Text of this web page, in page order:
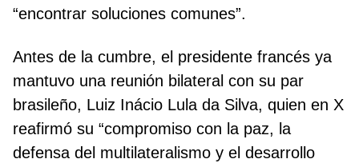
“encontrar soluciones comunes”.
Antes de la cumbre, el presidente francés ya
mantuvo una reunión bilateral con su par
brasileño, Luiz Inácio Lula da Silva, quien en X
reafirmó su “compromiso con la paz, la
defensa del multilateralismo y el desarrollo